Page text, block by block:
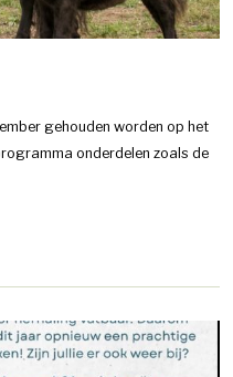
gehouden worden op het
onderdelen zoals de